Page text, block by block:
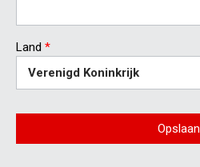
Land *
Opslaan